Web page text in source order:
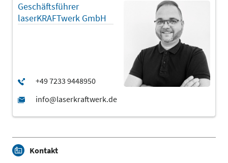
Geschäftsführer
laserKRAFTwerk GmbH
Kontakt